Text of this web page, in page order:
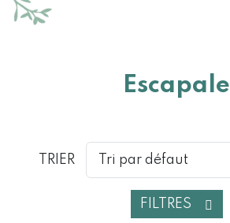
Escapale
TRIER
FILTRES